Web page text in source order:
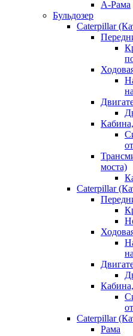
А-Рама
Бульдозер
Caterpillar
моста)
Caterpillar
Caterpillar
Рама